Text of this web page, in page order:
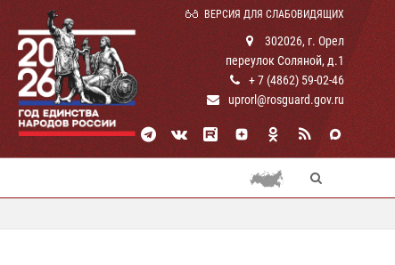
ВЕРСИЯ ДЛЯ СЛАБОВИДЯЩИХ
302026, г. Орел
переулок Соляной, д.1
+ 7 (4862) 59-02-46
uprorl@rosguard.gov.ru